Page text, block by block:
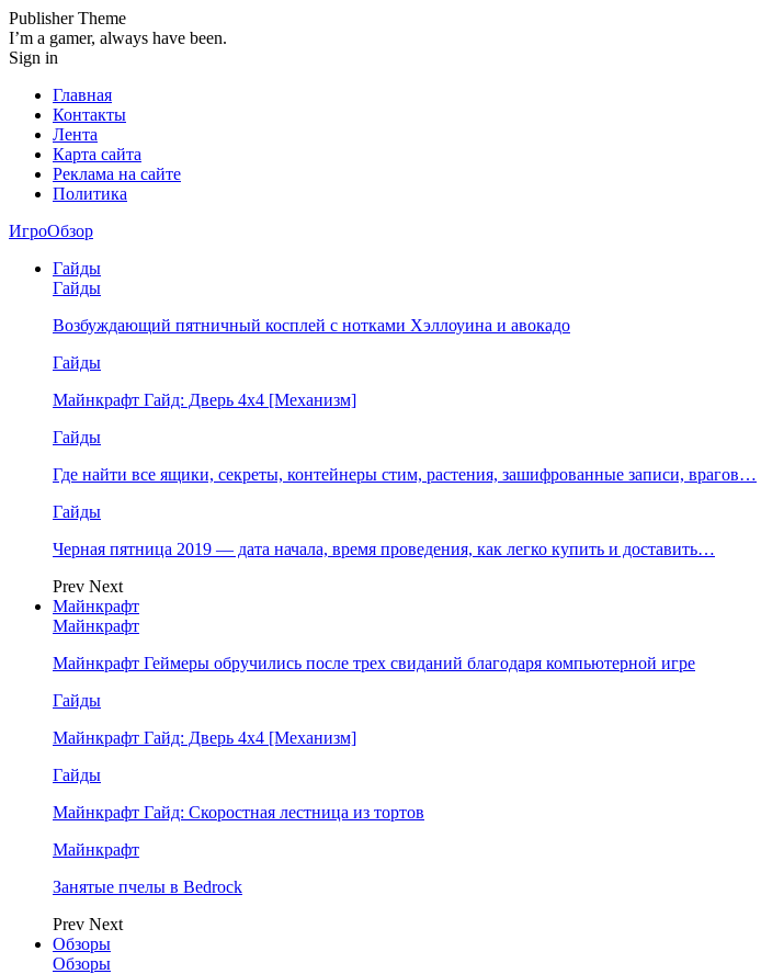
Publisher Theme
I’m a gamer, always have been.
Sign in
Главная
Контакты
Лента
Карта сайта
Реклама на сайте
Политика
ИгроОбзор
Гайды
Гайды
Возбуждающий пятничный косплей с нотками Хэллоуина и авокадо
Гайды
Майнкрафт Гайд: Дверь 4х4 [Механизм]
Гайды
Где найти все ящики, секреты, контейнеры стим, растения, зашифрованные записи, врагов…
Гайды
Черная пятница 2019 — дата начала, время проведения, как легко купить и доставить…
Prev Next
Майнкрафт
Майнкрафт
Майнкрафт Геймеры обручились после трех свиданий благодаря компьютерной игре
Гайды
Майнкрафт Гайд: Дверь 4х4 [Механизм]
Гайды
Майнкрафт Гайд: Скоростная лестница из тортов
Майнкрафт
Занятые пчелы в Bedrock
Prev Next
Обзоры
Обзоры